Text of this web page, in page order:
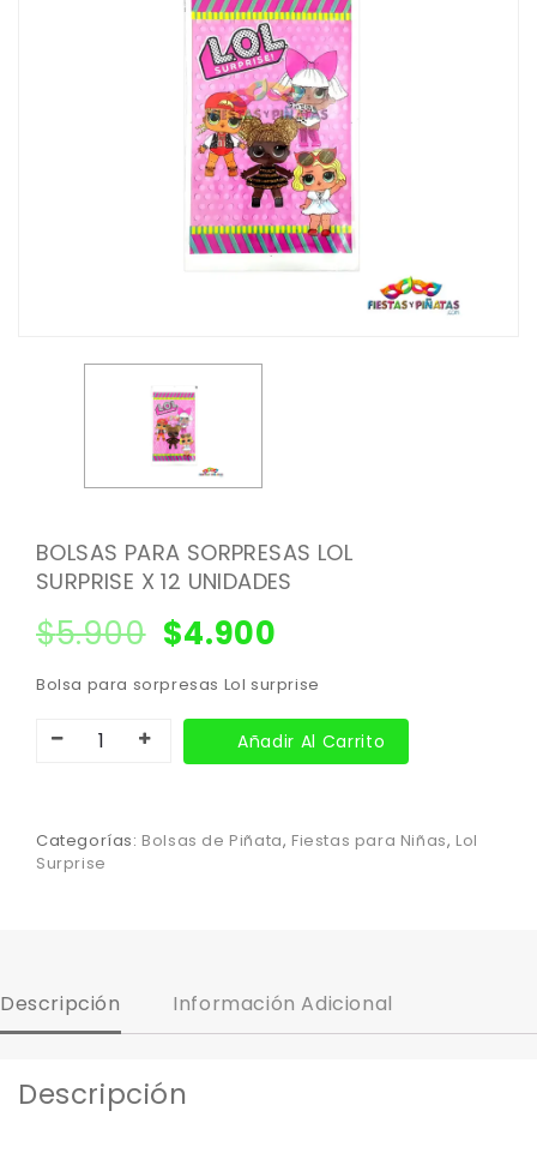
BOLSAS PARA SORPRESAS LOL
SURPRISE X 12 UNIDADES
$5.900 $4.900
Bolsa para sorpresas Lol surprise
Añadir Al Carrito
Categorías: Bolsas de Piñata, Fiestas para Niñas, Lol
Surprise
Descripción Información Adicional
Descripción